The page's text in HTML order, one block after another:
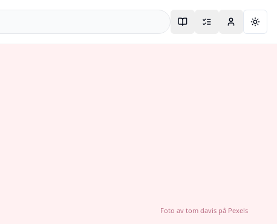
Foto av tom davispå Pexels